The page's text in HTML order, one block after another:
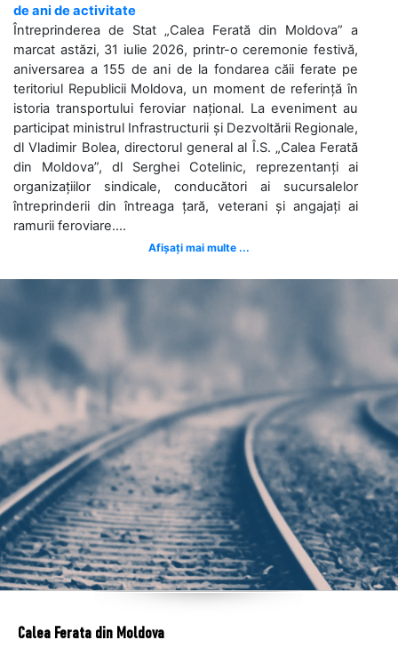
de ani de activitate
Întreprinderea de Stat „Calea Ferată din Moldova” a
marcat astăzi, 31 iulie 2026, printr-o ceremonie festivă,
aniversarea a 155 de ani de la fondarea căii ferate pe
teritoriul Republicii Moldova, un moment de referință în
istoria transportului feroviar național. La eveniment au
participat ministrul Infrastructurii și Dezvoltării Regionale,
dl Vladimir Bolea, directorul general al Î.S. „Calea Ferată
din Moldova”, dl Serghei Cotelinic, reprezentanți ai
organizațiilor sindicale, conducători ai sucursalelor
întreprinderii din întreaga țară, veterani și angajați ai
ramurii feroviare....
Afișați mai multe ...
Calea Ferata din Moldova